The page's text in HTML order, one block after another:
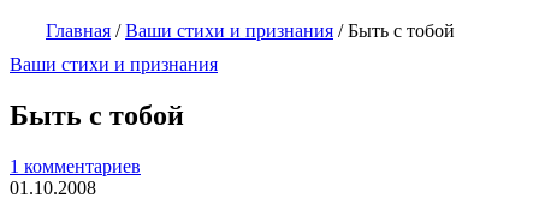
Главная /Ваши стихи и признания /Быть с тобой
Ваши стихи и признания
Быть с тобой
1 комментариев
01.10.2008